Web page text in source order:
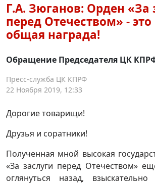
Г.А. Зюганов: Орден «За
перед Отечеством» -
общая награда!
Обращение Председателя ЦК
Пресс-служба ЦК КПРФ
22 Ноября 2019, 12:33
Дорогие товарищи!
Друзья и соратники!
Полученная мной высокая
«За заслуги перед Отечеством»
оглянуться назад,